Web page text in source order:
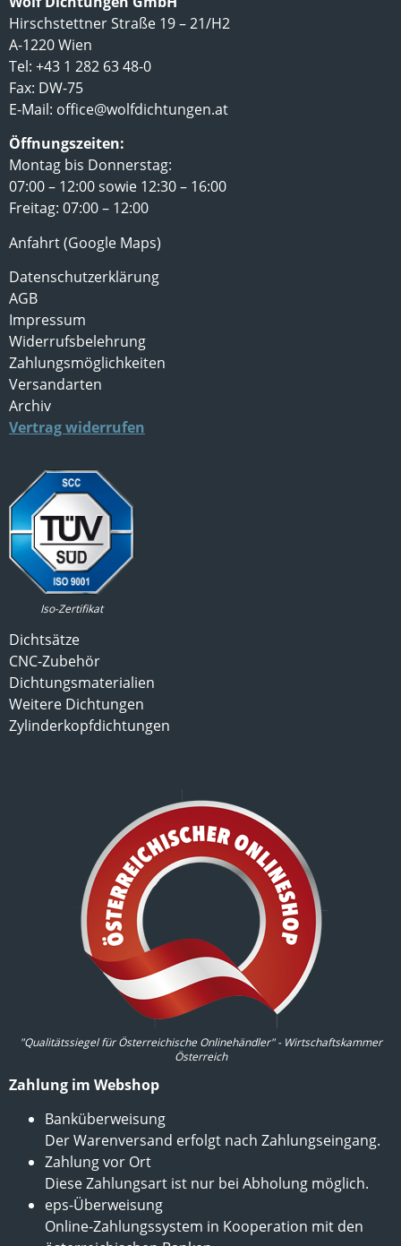
Hirschstettner Straße 19 – 21/H2
A-1220 Wien
Tel: +43 1 282 63 48-0
Fax: DW-75
E-Mail: office@wolfdichtungen.at
Öffnungszeiten:
Montag bis Donnerstag:
07:00 – 12:00 sowie 12:30 – 16:00
Freitag: 07:00 – 12:00
Anfahrt (Google Maps)
Datenschutzerklärung
AGB
Impressum
Widerrufsbelehrung
Zahlungsmöglichkeiten
Versandarten
Archiv
Vertrag widerrufen
Iso-Zertifikat
Dichtsätze
CNC-Zubehör
Dichtungsmaterialien
Weitere Dichtungen
Zylinderkopfdichtungen
"Qualitätssiegel für Österreichische Onlinehändler" - Wirtschaftskammer
Österreich
Zahlung im Webshop
Banküberweisung
Der Warenversand erfolgt nach Zahlungseingang.
Zahlung vor Ort
Diese Zahlungsart ist nur bei Abholung möglich.
eps-Überweisung
Online-Zahlungssystem in Kooperation mit den